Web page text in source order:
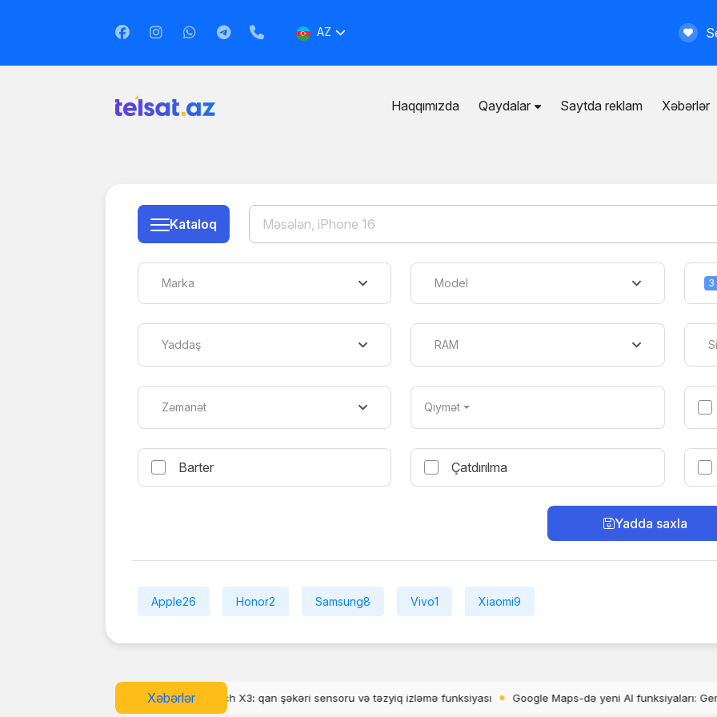
AZ
Haqqımızda Qaydalar
Məxfilik siyasəti
Saytda reklam Xəbərlər
Kataloq
Marka Model 3
Yaddaş RAM
Zəmanət Qiymət
Barter Çatdırılma
Yadda saxla
Apple26 Honor2 Samsung8 Vivo1 Xiaomi9
Xəbərlər
X3: qan şəkəri sensoru və təzyiq izləmə funksiyası Google Maps-də yeni AI funksiyaları: Gemini ilə Ask Maps necə işləyir? Disney+